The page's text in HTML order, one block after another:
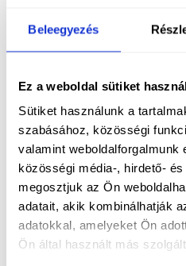
Beleegyezés
Ez a weboldal sütiket
Sütiket használunk a
szabásához, közösségi
valamint
közösségi média-, hirdető-
megosztjuk az Ön
adatait, akik kombinálhatják
adatokkal, amelyeket Ön
Ön által használt más
verseny
Propaganda vs.
Nekünk nincsenek
állami milliárdjaink,
trollhadseregünk.